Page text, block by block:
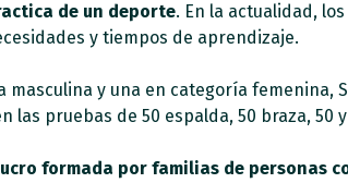
de un deporte. En la actualidad,
y tiempos de aprendizaje.
y una en categoría femenina,
las pruebas de 50 espalda, 50 braza, 50
formada por familias de personas